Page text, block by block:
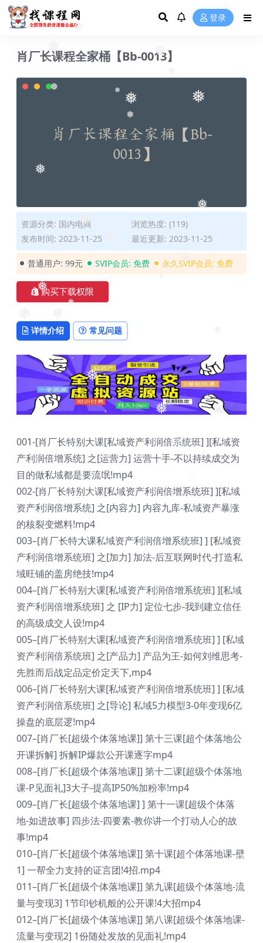
❅
❅
❅
❅
❅
❅
❅
❅
❅
❅
❅
❅
❅
❅
❅
❅
❅
登录
肖厂长课程全家桶【Bb-0013】
资源分类: 国内电商
浏览热度: (119)
发布时间: 2023-11-25
最近更新: 2023-11-25
普通用户: 99元 SVIP会员: 免费 永久SVIP会员: 免费
购买下载权限
详情介绍 常见问题
001-[肖厂长特别大课[私域资产利润倍系统班] ][私域资
产利润倍增系统] 之[运营力] 运营十手-不以持续成交为
目的做私域都是要流氓!mp4
002-[肖厂长特别大课[私域资产利润倍增系统班] ][私域
资产利润倍增系统] 之[内容力] 内容九库-私域资产暴涨
的核裂变燃料!mp4
003–[肖厂长特大课私域资产利润倍增系统班] ] [私域资
产利润倍增系统班] 之[加力] 加法-后互联网时代-打造私
域旺铺的盖房绝技!mp4
004–[肖厂长特别大课[私域资产利润倍增系统班] ][私域
资产利润倍增系统班] 之 [IP力] 定位七步-我到建立信任
的高级成交人设!mp4
005–[肖厂长特别大课[私域资产利润倍增系统班] ] [私域
资产利润倍系统班] 之[产品力] 产品为王-如何刘维思考-
先胜而后战定品定价定天下,mp4
006–[肖厂长特别大课[私域资产利润倍增系统班] ] [私域
资产利润倍系统班] 之[导论] 私域5力模型3-0年变现6亿
操盘的底层逻!mp4
007–[肖厂长[超级个体落地课]] 第十三课[超个体落地公
开课拆解] 拆解IP爆款公开课逐字mp4
008–[肖厂长[超级个体落地课]] 第十二课[超级个体落地
课-P见面礼]3大子-提高IP50%加粉率!mp4
009–[肖厂长[超级个体落地课] ] 第十一课[超级个体落
地-如进故事] 四步法-四要素-教你讲一个打动人心的故
事!mp4
010–[肖厂长[超级个体落地课]] 第十课[超个体落地课-壁
1] 一帮全力支持的证言团!4招.mp4
011–[肖厂长[超级个体落地课]] 第九课[超级个体落地-流
量与变现3] 1节印钞机般的公开课!4大招mp4
012–[肖厂长[超级个体落地课]] 第八课[超级个体落地课-
流量与变现2] 1份随处发放的见面礼!mp4